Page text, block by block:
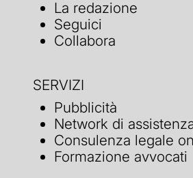
La redazione
Seguici
Collabora
SERVIZI
Pubblicità
Network di
Consulenza legale
Formazione avvocati